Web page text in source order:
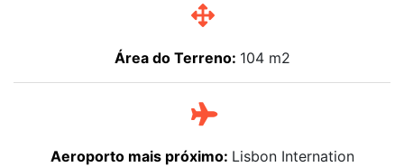
Área do Terreno: 104 m2
Aeroporto mais próximo: Lisbon Internation